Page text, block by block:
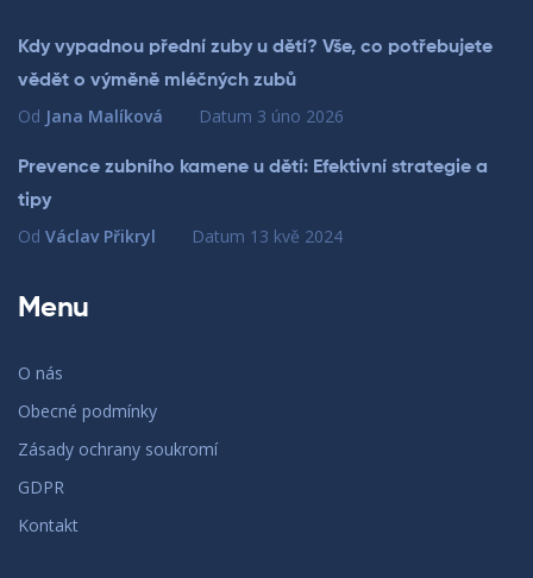
Kdy vypadnou přední zuby u dětí? Vše, co potřebujete
vědět o výměně mléčných zubů
Od Jana Malíková Datum 3 úno 2026
Prevence zubního kamene u dětí: Efektivní strategie a
tipy
Od Václav Přikryl Datum 13 kvě 2024
Menu
O nás
Obecné podmínky
Zásady ochrany soukromí
GDPR
Kontakt